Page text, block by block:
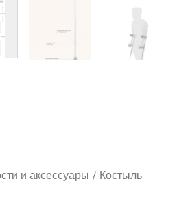
и аксессуары / Костыль